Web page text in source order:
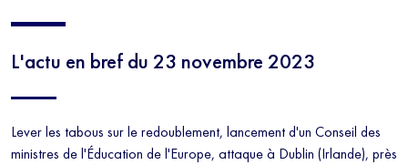
L'actu en bref du 23 novembre 2023
Lever les tabous sur le redoublement, lancement d'un Conseil des
ministres de l'Éducation de l'Europe, attaque à Dublin (Irlande), près